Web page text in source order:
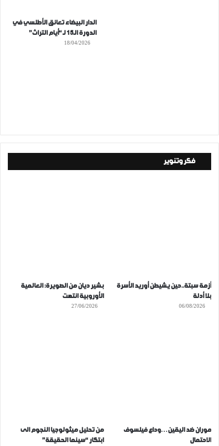
الدار البيضاء تعانق الأطلسي في
الدورة الـ15 لـ “أيام التراث”
18/04/2026
فكر وتنوير
أزمة سبتة..حين يشيطن أوريد الأسرة
بلا أدلة
06/08/2026
بشير ديان من الصويرة: العالمية
الأوروبية انتهت
27/06/2026
موران ضد اليقين…وداع فيلسوف
الاحتمال
من تحليل ميثولوجيا النجوم الى
ابتكار “سينما الحقيقة”